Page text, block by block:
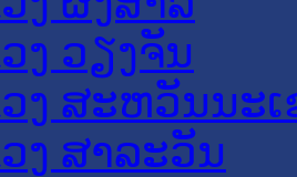
ງ ວຽງຈັນ
ງ ສະຫວັນນະ
ງ ສາລະວັນ